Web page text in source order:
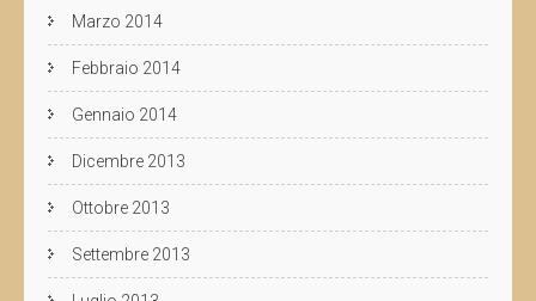
Marzo 2014
Febbraio 2014
Gennaio 2014
Dicembre 2013
Ottobre 2013
Settembre 2013